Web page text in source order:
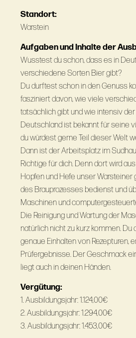
Standort:
Warstein
Aufgaben und Inhalte der
Wusstest du schon, dass es in
verschiedene Sorten Bier gibt?
Du durftest schon in den Genuss
fasziniert davon, wie viele
tatsächlich gibt und wie intensiv
Deutschland ist bekannt für seine
du würdest gerne Teil dieser Welt
Dann ist der Arbeitsplatz im
Richtige für dich. Denn dort wird
Hopfen und Hefe unser Warsteiner
des Brauprozesses bedienst und
Maschinen und
Die Reinigung und Wartung der
natürlich nicht zu kurz kommen. Du
genaue Einhalten von Rezepturen,
Prüfergebnisse. Der Geschmack
liegt auch in deinen Händen.
Vergütung:
1. Ausbildungsjahr: 1.124,00€
2. Ausbildungsjahr: 1.294,00€
3. Ausbildungsjahr: 1.453,00€